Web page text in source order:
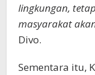
lingkungan,
masyarakat
Divo.
Sementara itu,